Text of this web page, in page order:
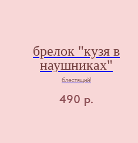
брелок "кузя в
наушниках"
блестящий!
490 р.